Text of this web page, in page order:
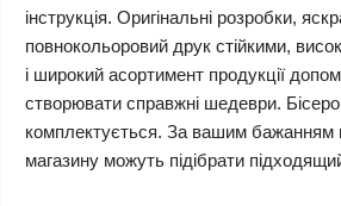
інструкція. Оригінальні розробки,
повнокольоровий друк стійкими,
і широкий асортимент продукції
створювати справжні шедеври.
комплектується. За вашим
магазину можуть підібрати